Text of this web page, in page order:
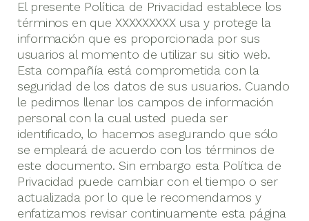
El presente Política de Privacidad establece los
términos en que XXXXXXXXX usa y protege la
información que es proporcionada por sus
usuarios al momento de utilizar su sitio web.
Esta compañía está comprometida con la
seguridad de los datos de sus usuarios. Cuando
le pedimos llenar los campos de información
personal con la cual usted pueda ser
identificado, lo hacemos asegurando que sólo
se empleará de acuerdo con los términos de
este documento. Sin embargo esta Política de
Privacidad puede cambiar con el tiempo o ser
actualizada por lo que le recomendamos y
enfatizamos revisar continuamente esta página